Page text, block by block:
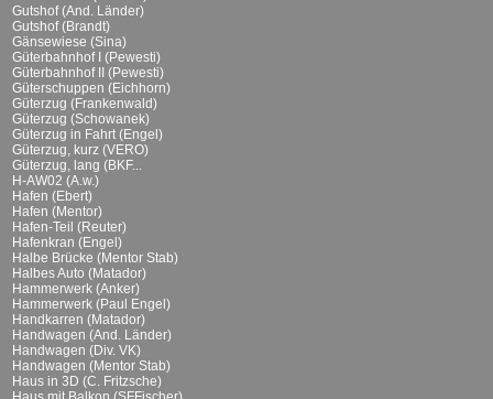
Gutshof (And. Länder)
Gutshof (Brandt)
Gänsewiese (Sina)
Güterbahnhof I (Pewesti)
Güterbahnhof II (Pewesti)
Güterschuppen (Eichhorn)
Güterzug (Frankenwald)
Güterzug (Schowanek)
Güterzug in Fahrt (Engel)
Güterzug, kurz (VERO)
Güterzug, lang (BKF...
H-AW02 (A.w.)
Hafen (Ebert)
Hafen (Mentor)
Hafen-Teil (Reuter)
Hafenkran (Engel)
Halbe Brücke (Mentor Stab)
Halbes Auto (Matador)
Hammerwerk (Anker)
Hammerwerk (Paul Engel)
Handkarren (Matador)
Handwagen (And. Länder)
Handwagen (Div. VK)
Handwagen (Mentor Stab)
Haus in 3D (C. Fritzsche)